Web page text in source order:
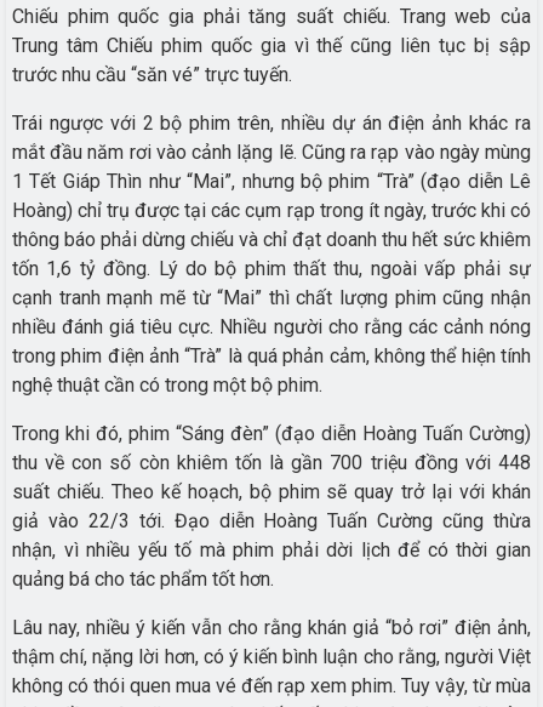
Chiếu phim quốc gia phải tăng suất chiếu. Trang web của
Trung tâm Chiếu phim quốc gia vì thế cũng liên tục bị sập
trước nhu cầu “săn vé” trực tuyến.
Trái ngược với 2 bộ phim trên, nhiều dự án điện ảnh khác ra
mắt đầu năm rơi vào cảnh lặng lẽ. Cũng ra rạp vào ngày mùng
1 Tết Giáp Thìn như “Mai”, nhưng bộ phim “Trà” (đạo diễn Lê
Hoàng) chỉ trụ được tại các cụm rạp trong ít ngày, trước khi có
thông báo phải dừng chiếu và chỉ đạt doanh thu hết sức khiêm
tốn 1,6 tỷ đồng. Lý do bộ phim thất thu, ngoài vấp phải sự
cạnh tranh mạnh mẽ từ “Mai” thì chất lượng phim cũng nhận
nhiều đánh giá tiêu cực. Nhiều người cho rằng các cảnh nóng
trong phim điện ảnh “Trà” là quá phản cảm, không thể hiện tính
nghệ thuật cần có trong một bộ phim.
Trong khi đó, phim “Sáng đèn” (đạo diễn Hoàng Tuấn Cường)
thu về con số còn khiêm tốn là gần 700 triệu đồng với 448
suất chiếu. Theo kế hoạch, bộ phim sẽ quay trở lại với khán
giả vào 22/3 tới. Đạo diễn Hoàng Tuấn Cường cũng thừa
nhận, vì nhiều yếu tố mà phim phải dời lịch để có thời gian
quảng bá cho tác phẩm tốt hơn.
Lâu nay, nhiều ý kiến vẫn cho rằng khán giả “bỏ rơi” điện ảnh,
thậm chí, nặng lời hơn, có ý kiến bình luận cho rằng, người Việt
không có thói quen mua vé đến rạp xem phim. Tuy vậy, từ mùa